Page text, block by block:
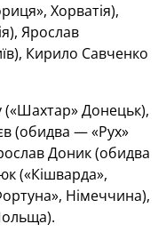
Хорватія),
Ярослав
Кирило Савченко
(«Шахтар» Донецьк),
(обидва — «Рух»
Доник (обидва
(«Кішварда»,
Німеччина),